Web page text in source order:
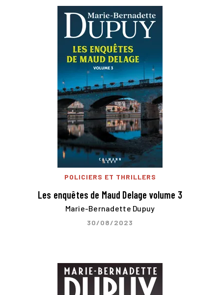
POLICIERS ET THRILLERS
Les enquêtes de Maud Delage volume 3
Marie-Bernadette Dupuy
30/08/2023